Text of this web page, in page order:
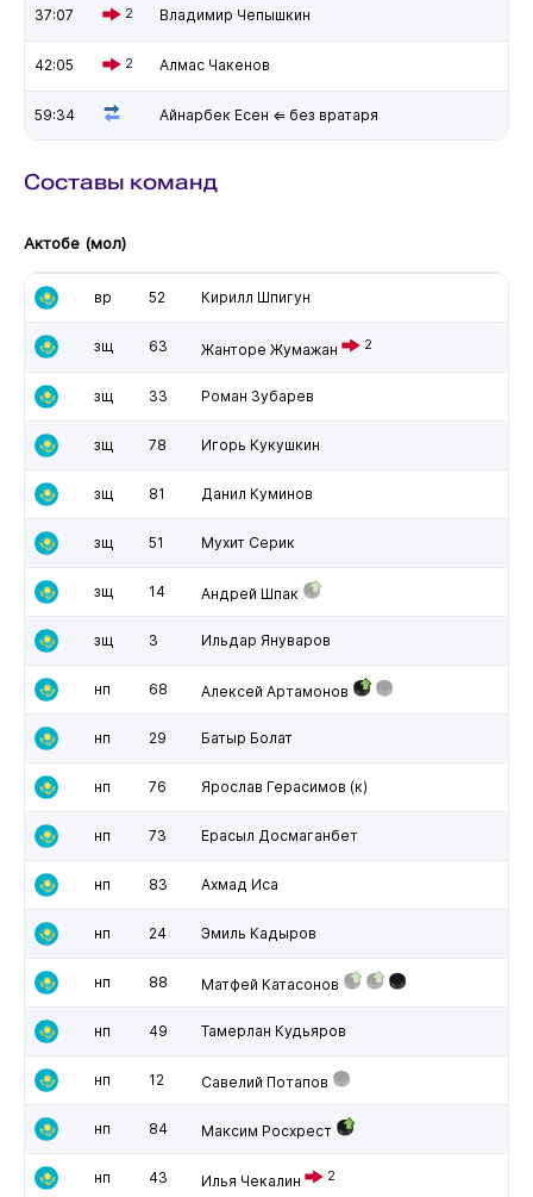
37:07 2 Владимир Чепышкин
42:05 2 Алмас Чакенов
59:34 Айнарбек Есен ⇐ без вратаря
Составы команд
Актобе (мол)
вр 52 Кирилл Шпигун
зщ 63 Жанторе Жумажан 2
зщ 33 Роман Зубарев
зщ 78 Игорь Кукушкин
зщ 81 Данил Куминов
зщ 51 Мухит Серик
зщ 14 Андрей Шпак
зщ 3 Ильдар Януваров
нп 68 Алексей Артамонов
нп 29 Батыр Болат
нп 76 Ярослав Герасимов (к)
нп 73 Ерасыл Досмаганбет
нп 83 Ахмад Иса
нп 24 Эмиль Кадыров
нп 88 Матфей Катасонов
нп 49 Тамерлан Кудьяров
нп 12 Савелий Потапов
нп 84 Максим Росхрест
нп 43 Илья Чекалин 2